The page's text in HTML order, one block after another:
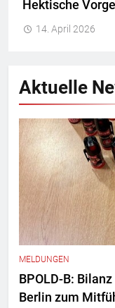
Hektische
14. April 2026
Aktuelle
MELDUNGEN
BPOLD-B:
Berlin zum